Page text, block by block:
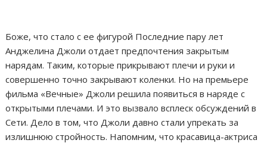
Боже, что стало с ее фигурой Последние пару лет
Анджелина Джоли отдает предпочтения закрытым
нарядам. Таким, которые прикрывают плечи и руки и
совершенно точно закрывают коленки. Но на премьере
фильма «Вечные» Джоли решила появиться в наряде с
открытыми плечами. И это вызвало всплеск обсуждений в
Сети. Дело в том, что Джоли давно стали упрекать за
излишнюю стройность. Напомним, что красавица-актриса